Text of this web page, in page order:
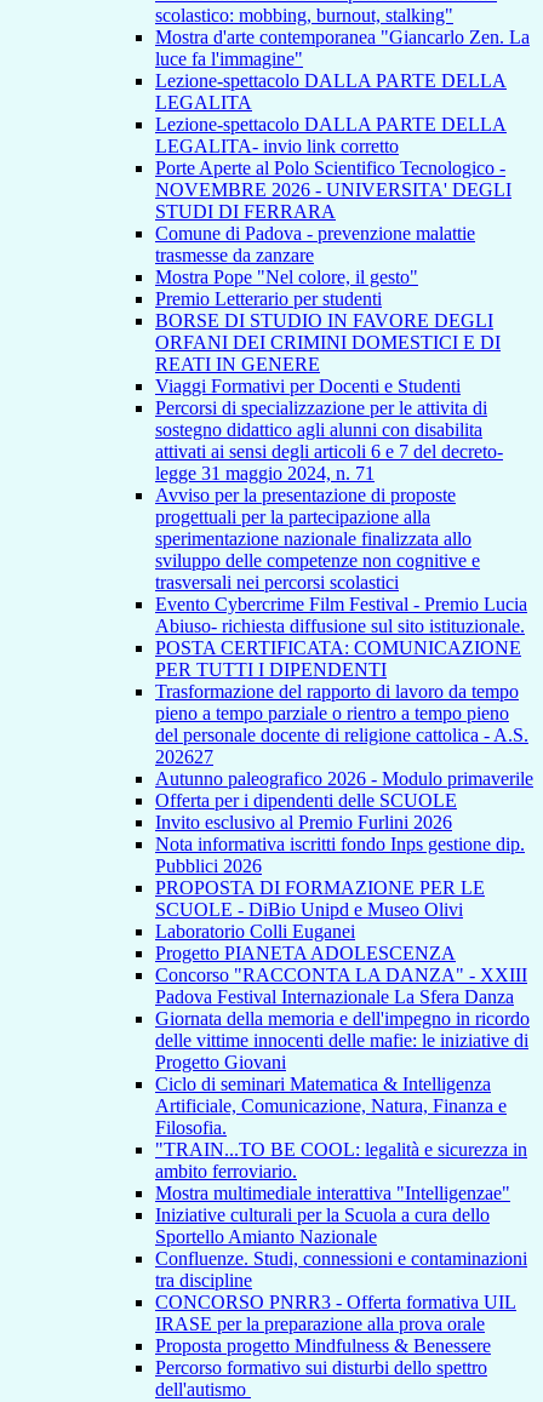
scolastico: mobbing, burnout, stalking"
Mostra d'arte contemporanea "Giancarlo Zen. La
luce fa l'immagine"
Lezione-spettacolo DALLA PARTE DELLA
LEGALITA
Lezione-spettacolo DALLA PARTE DELLA
LEGALITA- invio link corretto
Porte Aperte al Polo Scientifico Tecnologico -
NOVEMBRE 2026 - UNIVERSITA' DEGLI
STUDI DI FERRARA
Comune di Padova - prevenzione malattie
trasmesse da zanzare
Mostra Pope "Nel colore, il gesto"
Premio Letterario per studenti
BORSE DI STUDIO IN FAVORE DEGLI
ORFANI DEI CRIMINI DOMESTICI E DI
REATI IN GENERE
Viaggi Formativi per Docenti e Studenti
Percorsi di specializzazione per le attivita di
sostegno didattico agli alunni con disabilita
attivati ai sensi degli articoli 6 e 7 del decreto-
legge 31 maggio 2024, n. 71
Avviso per la presentazione di proposte
progettuali per la partecipazione alla
sperimentazione nazionale finalizzata allo
sviluppo delle competenze non cognitive e
trasversali nei percorsi scolastici
Evento Cybercrime Film Festival - Premio Lucia
Abiuso- richiesta diffusione sul sito istituzionale.
POSTA CERTIFICATA: COMUNICAZIONE
PER TUTTI I DIPENDENTI
Trasformazione del rapporto di lavoro da tempo
pieno a tempo parziale o rientro a tempo pieno
del personale docente di religione cattolica - A.S.
202627
Autunno paleografico 2026 - Modulo primaverile
Offerta per i dipendenti delle SCUOLE
Invito esclusivo al Premio Furlini 2026
Nota informativa iscritti fondo Inps gestione dip.
Pubblici 2026
PROPOSTA DI FORMAZIONE PER LE
SCUOLE - DiBio Unipd e Museo Olivi
Laboratorio Colli Euganei
Progetto PIANETA ADOLESCENZA
Concorso "RACCONTA LA DANZA" - XXIII
Padova Festival Internazionale La Sfera Danza
Giornata della memoria e dell'impegno in ricordo
delle vittime innocenti delle mafie: le iniziative di
Progetto Giovani
Ciclo di seminari Matematica & Intelligenza
Artificiale, Comunicazione, Natura, Finanza e
Filosofia.
"TRAIN...TO BE COOL: legalità e sicurezza in
ambito ferroviario.
Mostra multimediale interattiva "Intelligenzae"
Iniziative culturali per la Scuola a cura dello
Sportello Amianto Nazionale
Confluenze. Studi, connessioni e contaminazioni
tra discipline
CONCORSO PNRR3 - Offerta formativa UIL
IRASE per la preparazione alla prova orale
Proposta progetto Mindfulness & Benessere
Percorso formativo sui disturbi dello spettro
dell'autismo